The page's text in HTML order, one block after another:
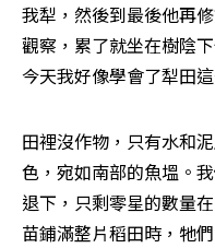
我犁，然後到最後他再
觀察，累了就坐在樹陰
今天我好像學會了犁田
田裡沒作物，只有水和
色，宛如南部的魚塭。
退下，只剩零星的數量
苗鋪滿整片稻田時，牠